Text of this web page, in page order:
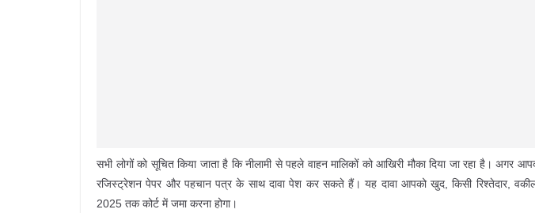
सभी लोगों को सूचित किया जाता है कि नीलामी से पहले वाहन मालिकों को आखिरी मौका दिया जा रहा है।
रजिस्ट्रेशन पेपर और पहचान पत्र के साथ दावा पेश कर सकते हैं। यह दावा आपको खुद, किसी रिश्तेदार,
2025 तक कोर्ट में जमा करना होगा।